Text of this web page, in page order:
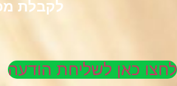
לקבלת
לחצו כאן לשליחת הודעה